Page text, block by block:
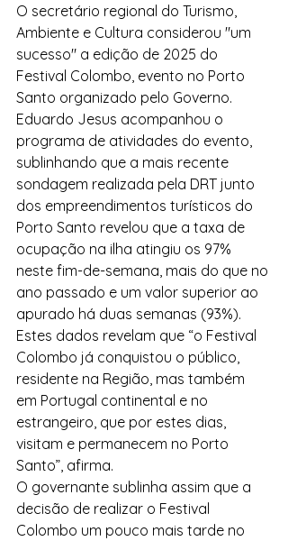
O secretário regional do Turismo,
Ambiente e Cultura considerou "um
sucesso" a edição de 2025 do
Festival Colombo, evento no Porto
Santo organizado pelo Governo.
Eduardo Jesus acompanhou o
programa de atividades do evento,
sublinhando que a mais recente
sondagem realizada pela DRT junto
dos empreendimentos turísticos do
Porto Santo revelou que a taxa de
ocupação na ilha atingiu os 97%
neste fim-de-semana, mais do que no
ano passado e um valor superior ao
apurado há duas semanas (93%).
Estes dados revelam que “o Festival
Colombo já conquistou o público,
residente na Região, mas também
em Portugal continental e no
estrangeiro, que por estes dias,
visitam e permanecem no Porto
Santo”, afirma.
O governante sublinha assim que a
decisão de realizar o Festival
Colombo um pouco mais tarde no